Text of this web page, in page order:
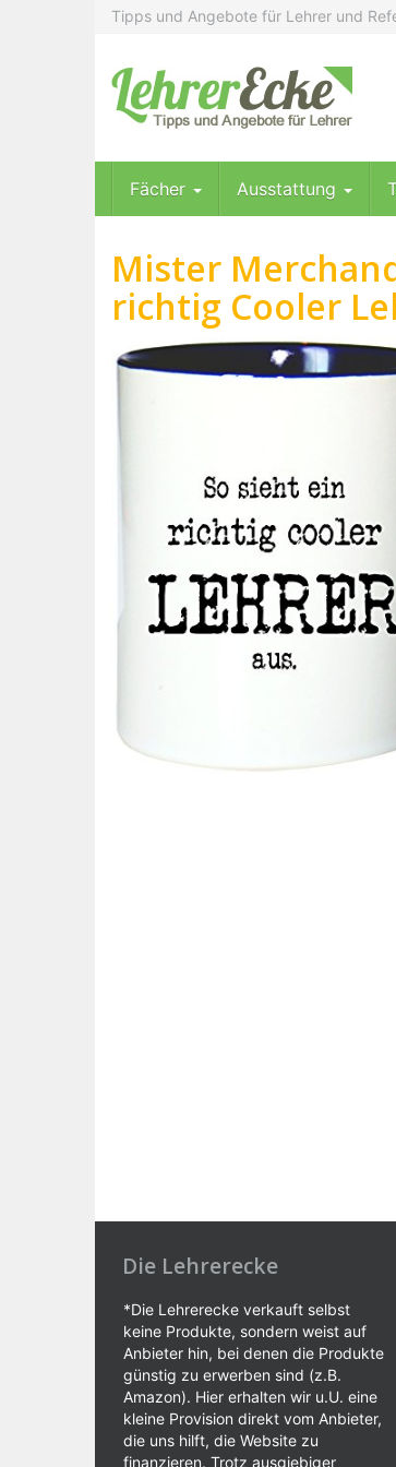
Tipps und Angebote für Lehrer und
Fächer Ausstattung
Mister
richtig Cooler
Die Lehrerecke
*Die Lehrerecke verkauft selbst
keine Produkte, sondern weist auf
Anbieter hin, bei denen die Produkte
günstig zu erwerben sind (z.B.
Amazon). Hier erhalten wir u.U. eine
kleine Provision direkt vom Anbieter,
die uns hilft, die Website zu
finanzieren. Trotz ausgiebiger